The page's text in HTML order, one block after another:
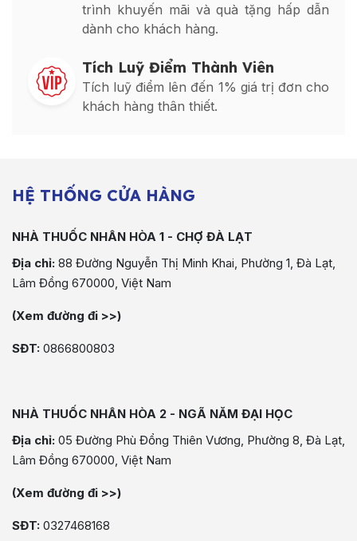
trình khuyến mãi và quà tặng hấp dẫn
dành cho khách hàng.
Tích Luỹ Điểm Thành Viên
Tích luỹ điểm lên đến 1% giá trị đơn cho
khách hàng thân thiết.
HỆ THỐNG CỬA HÀNG
NHÀ THUỐC NHÂN HÒA 1 - CHỢ ĐÀ LẠT
Địa chỉ: 88 Đường Nguyễn Thị Minh Khai, Phường 1, Đà Lạt,
Lâm Đồng 670000, Việt Nam
(Xem đường đi >>)
SĐT: 0866800803
NHÀ THUỐC NHÂN HÒA 2 - NGÃ NĂM ĐẠI HỌC
Địa chỉ: 05 Đường Phù Đổng Thiên Vương, Phường 8, Đà Lạt,
Lâm Đồng 670000, Việt Nam
(Xem đường đi >>)
SĐT: 0327468168